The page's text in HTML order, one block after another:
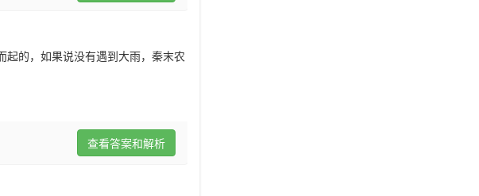
起的，如果说没有遇到大雨，秦末农
查看答案和解析